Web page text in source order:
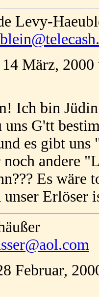
Levy-
März,
Ich bin
uns G'tt
es gibt
andere
Es
unser
Februar,